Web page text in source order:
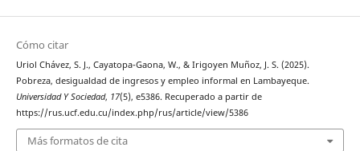
Cómo citar
Uriol Chávez, S. J., Cayatopa-Gaona, W., & Irigoyen Muñoz, J. S. (2025).
Pobreza, desigualdad de ingresos y empleo informal en Lambayeque.
Universidad Y Sociedad, 17(5), e5386. Recuperado a partir de
https://rus.ucf.edu.cu/index.php/rus/article/view/5386
Más formatos de cita